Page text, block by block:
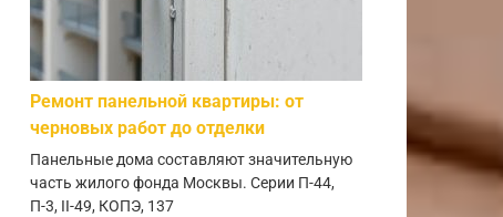
Ремонт панельной квартиры: от
черновых работ до отделки
Панельные дома составляют значительную
часть жилого фонда Москвы. Серии П-44,
П-3, II-49, КОПЭ, 137